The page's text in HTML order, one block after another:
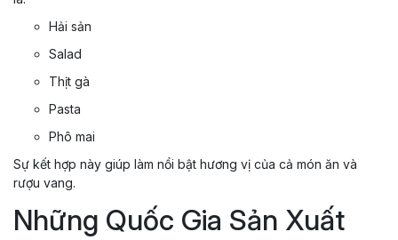
Hải sản
Salad
Thịt gà
Pasta
Phô mai
Sự kết hợp này giúp làm nổi bật hương vị của cả món ăn và
rượu vang.
Những Quốc Gia Sản Xuất